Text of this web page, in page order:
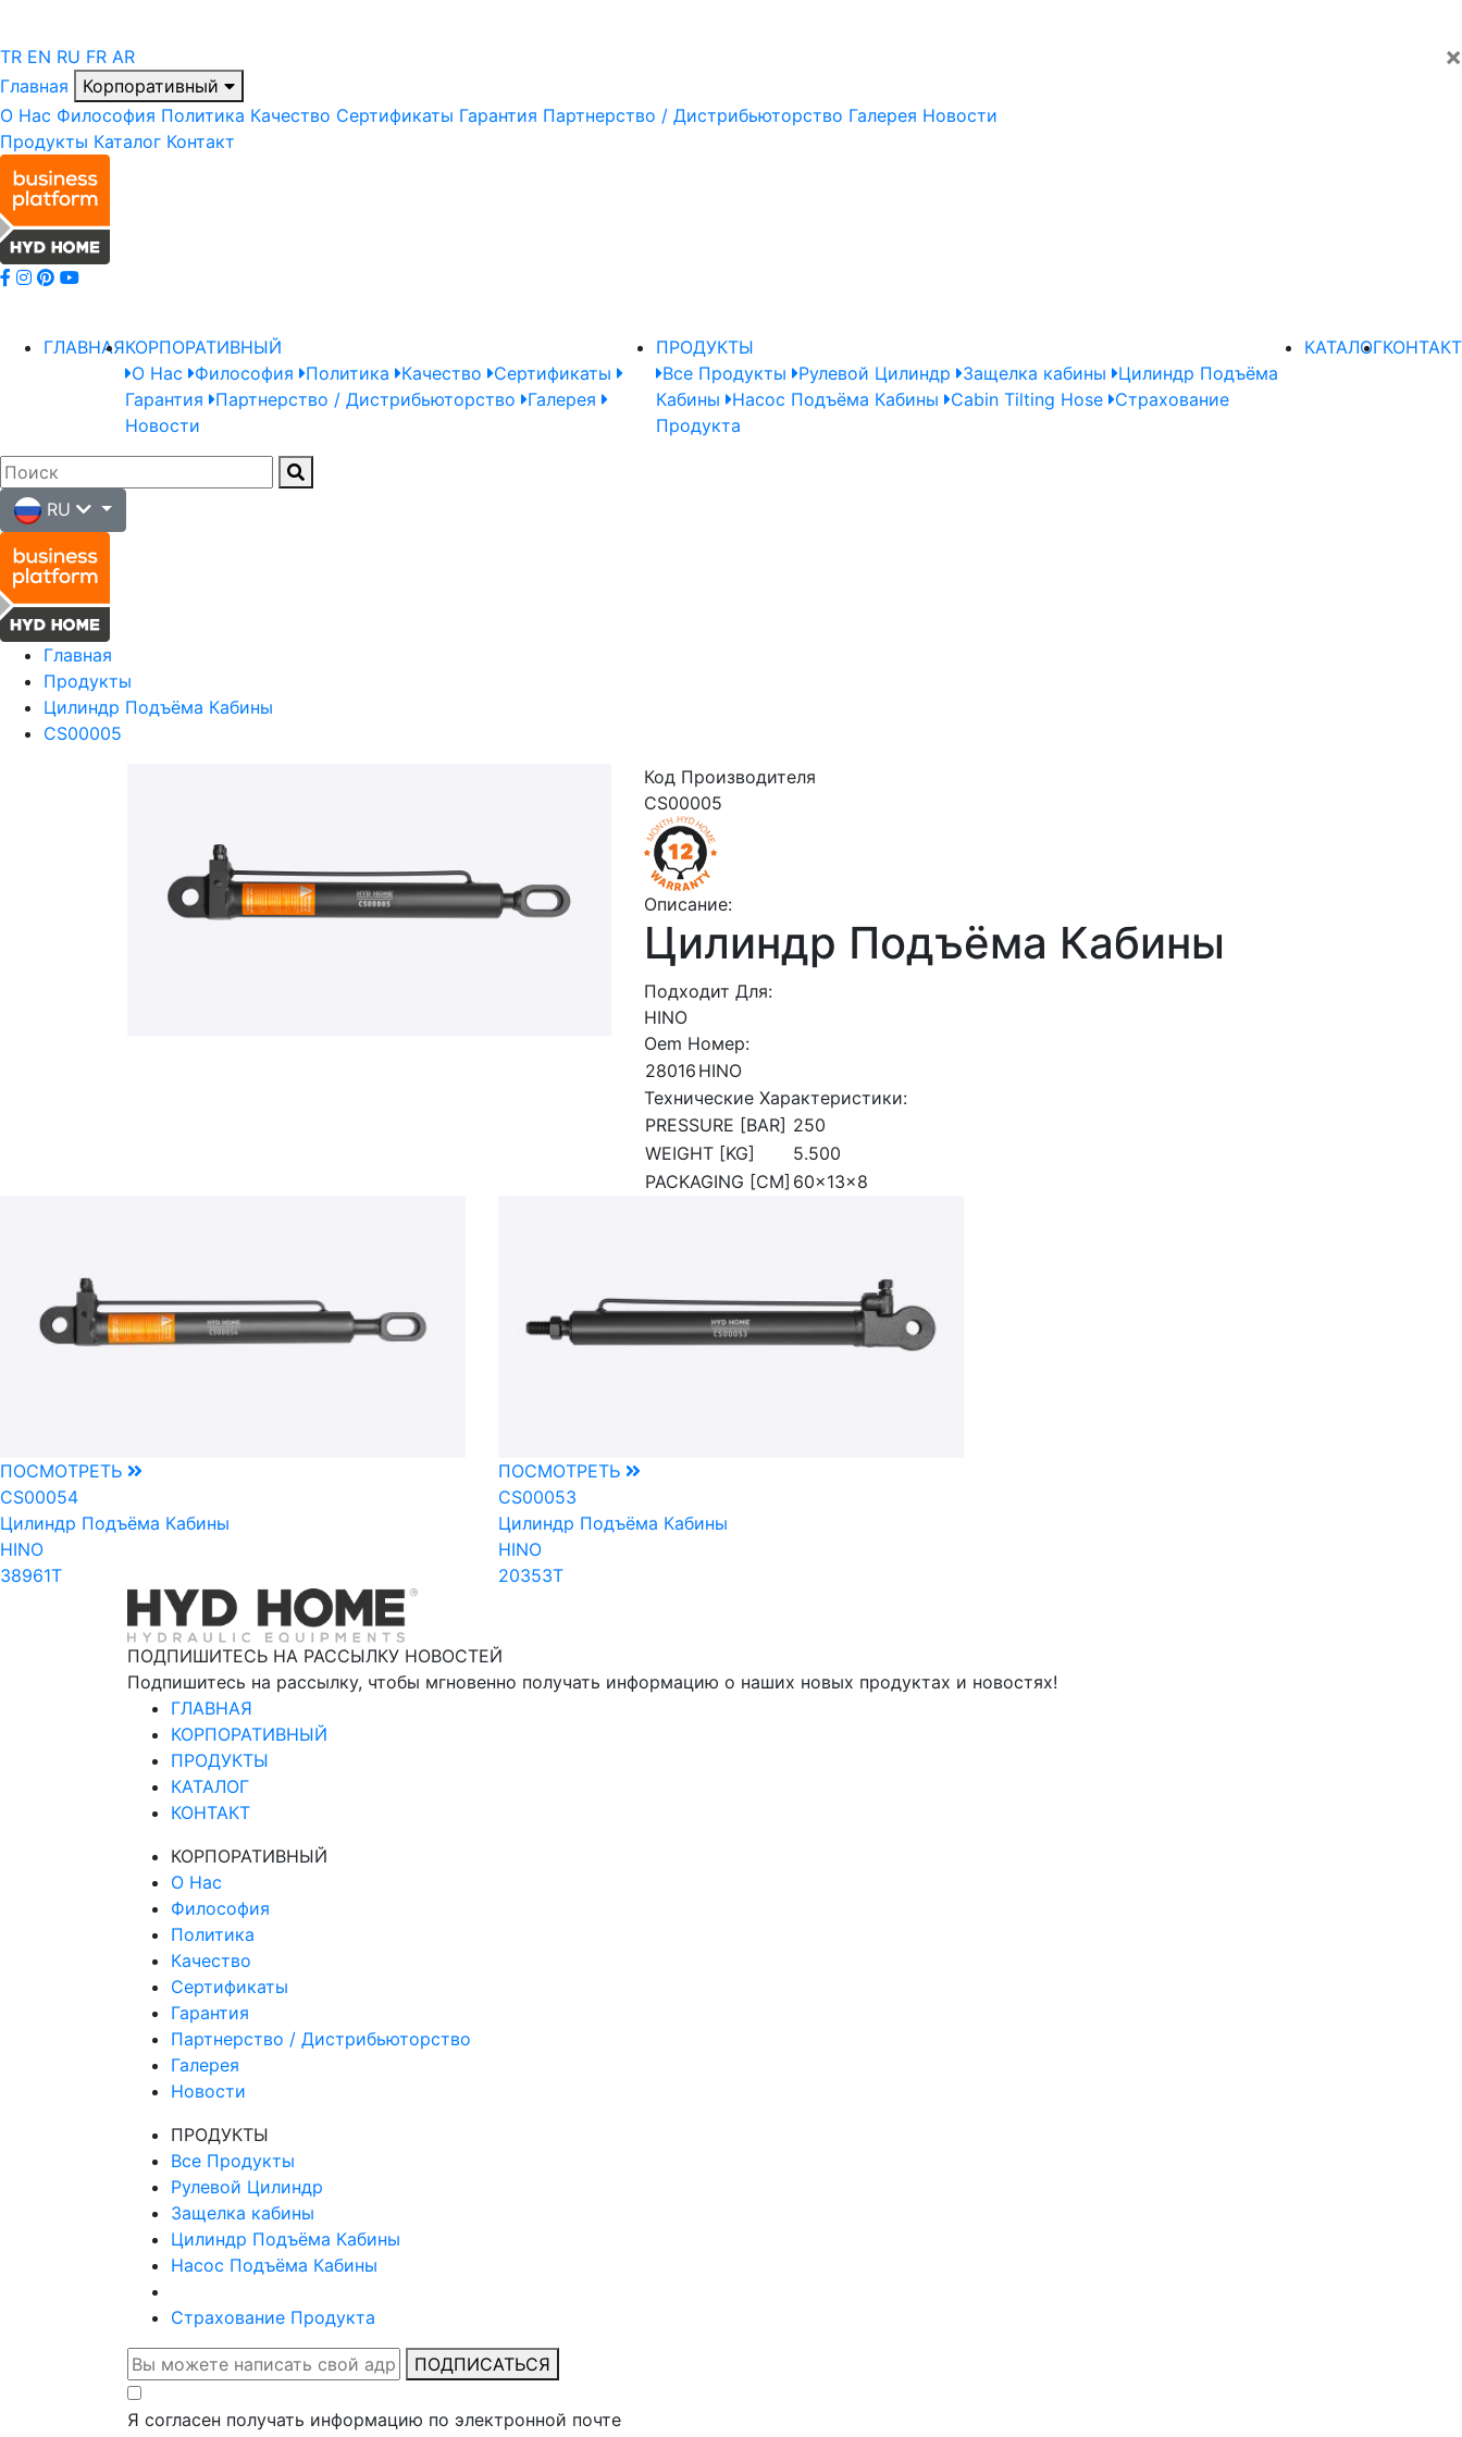
×
TR EN RU FR AR
Главная
Корпоративный
О Нас Философия Политика Качество Сертификаты Гарантия Партнерство / Дистрибьюторство Галерея Новости
Продукты Каталог Контакт
ГЛАВНАЯКОРПОРАТИВНЫЙ
О Нас
Философия Политика Качество
Сертификаты
Гарантия
Партнерство / Дистрибьюторство
Галерея
Новости
ПРОДУКТЫ
Все Продукты
Рулевой Цилиндр Защелка кабины
Цилиндр Подъёма
Кабины
Насос Подъёма Кабины Cabin Tilting Hose
Страхование
Продукта
КАТАЛОГКОНТАКТ
RU
Главная
Продукты
Цилиндр Подъёма Кабины
CS00005
Код Производителя
CS00005
Описание:
Цилиндр Подъёма Кабины
Подходит Для:
HINO
Oem Номер:
28016 HINO
Технические Характеристики:
PRESSURE [BAR] 250
WEIGHT [KG]
5.500
PACKAGING [CM] 60x13x8
ПОСМОТРЕТЬ
CS00054
Цилиндр Подъёма Кабины
HINO
38961T
ПОСМОТРЕТЬ
CS00053
Цилиндр Подъёма Кабины
HINO
20353T
ПОДПИШИТЕСЬ НА РАССЫЛКУ НОВОСТЕЙ
Подпишитесь на рассылку, чтобы мгновенно получать информацию о наших новых продуктах и новостях!
ГЛАВНАЯ
КОРПОРАТИВНЫЙ
ПРОДУКТЫ
КАТАЛОГ
КОНТАКТ
КОРПОРАТИВНЫЙ
О Нас
Философия
Политика
Качество
Сертификаты
Гарантия
Партнерство / Дистрибьюторство
Галерея
Новости
ПРОДУКТЫ
Все Продукты
Рулевой Цилиндр
Защелка кабины
Цилиндр Подъёма Кабины
Насос Подъёма Кабины
Страхование Продукта
ПОДПИСАТЬСЯ
Я согласен получать информацию по электронной почте